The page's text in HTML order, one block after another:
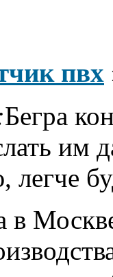
пвх
Бегра
им
легче